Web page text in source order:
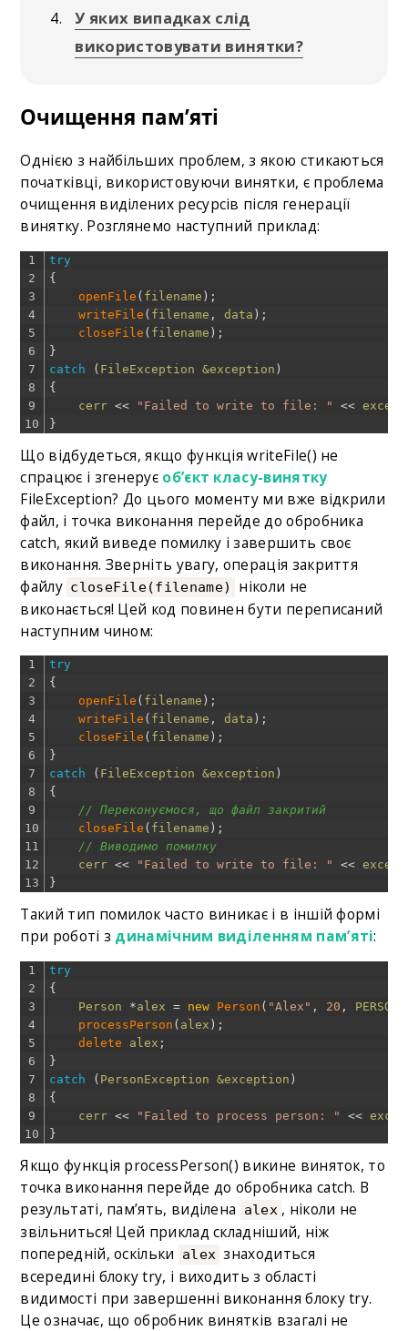
У яких випадках слід
використовувати винятки?
Очищення пам’яті
Однією з найбільших проблем, з якою стикаються
початківці, використовуючи винятки, є проблема
очищення виділених ресурсів після генерації
винятку. Розглянемо наступний приклад:
1
2
3
4
5
6
7
8
9
10
try
{
openFile ( filename ) ;
writeFile ( filename , data ) ;
closeFile ( filename ) ;
}
catch
( FileException &exception )
{
cerr << "Failed to write to file: " <<
}
Що відбудеться, якщо функція writeFile() не
спрацює і згенерує об’єкт класу-винятку
FileException? До цього моменту ми вже відкрили
файл, і точка виконання перейде до обробника
catch, який виведе помилку і завершить своє
виконання. Зверніть увагу, операція закриття
файлу closeFile(filename)
ніколи не
виконається! Цей код повинен бути переписаний
наступним чином:
1
2
3
4
5
6
7
8
9
10
11
12
13
try
{
openFile ( filename ) ;
writeFile ( filename , data ) ;
closeFile ( filename ) ;
}
catch
( FileException &exception )
{
// Переконуємося, що файл закритий
closeFile ( filename ) ;
// Виводимо помилку
cerr << "Failed to write to file: " <<
}
Такий тип помилок часто виникає і в іншій формі
при роботі з динамічним виділенням пам’яті:
1
2
3
4
5
6
7
8
9
10
try
{
Person
*alex = new Person ( "Alex" , 20 ,
processPerson ( alex ) ;
delete alex ;
}
catch
( PersonException &exception )
{
cerr << "Failed to process person: " <<
}
Якщо функція processPerson() викине виняток, то
точка виконання перейде до обробника catch. В
результаті, пам’ять, виділена
alex , ніколи не
звільниться! Цей приклад складніший, ніж
попередній, оскільки
alex знаходиться
всередині блоку try, і виходить з області
видимості при завершенні виконання блоку try.
Це означає, що обробник винятків взагалі не